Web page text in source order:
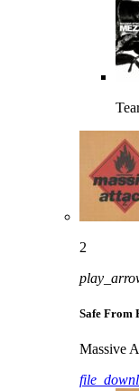
2
Safe From
Massive